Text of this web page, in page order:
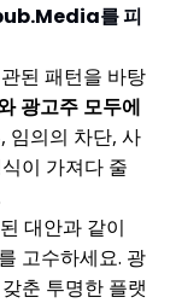
를 피
된 패턴을 바탕
광고주 모두에
임의의 차단, 사
이 가져다 줄
대안과 같이
고수하세요. 광
춘 투명한 플랫